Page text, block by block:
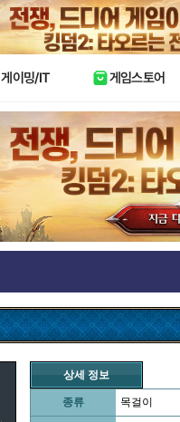
게이밍/IT 게임스토어
상세 정보
종류 목걸이